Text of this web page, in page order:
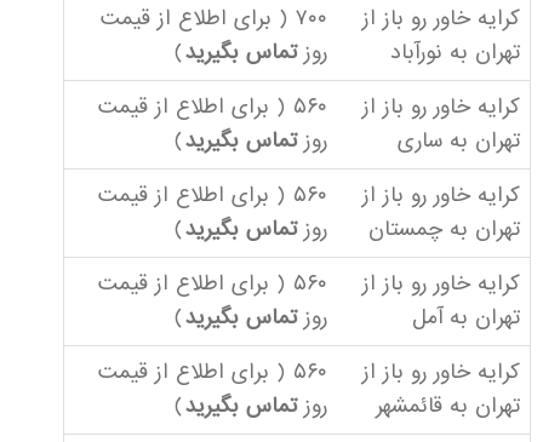
کرایه خاور رو باز از
تهران به نورآباد
۷۰۰ ( برای اطلاع از قیمت
روزتماس بگیرید)
کرایه خاور رو باز از
تهران به ساری
۵۶۰ ( برای اطلاع از قیمت
روزتماس بگیرید)
کرایه خاور رو باز از
تهران به چمستان
۵۶۰ ( برای اطلاع از قیمت
روزتماس بگیرید)
کرایه خاور رو باز از
تهران به آمل
۵۶۰ ( برای اطلاع از قیمت
روزتماس بگیرید)
کرایه خاور رو باز از
تهران به قائمشهر
۵۶۰ ( برای اطلاع از قیمت
روزتماس بگیرید)